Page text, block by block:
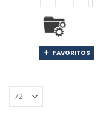
FAVORITOS